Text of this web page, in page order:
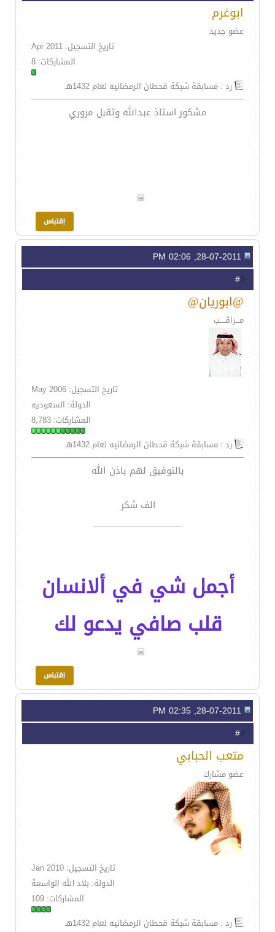
ابوغرم
عضو جديد
تاريخ التسجيل: Apr 2011
المشاركات: 8
رد : مسابقة شبكة قحطان الرمضانيه لعام 1432هـ
مشكور استاذ عبدالله وتقبل مروري
3
@ابوريان@
مـــراقــــب
تاريخ التسجيل: May 2006
الدولة: السعوديه
المشاركات: 8,783
رد : مسابقة شبكة قحطان الرمضانيه لعام 1432هـ
بالتوفيق لهم باذن الله
الف شكر
__________________
أجمل شي في ألانسان
قلب صافي يدعو لك
4
متعب الحبابي
عضو مشارك
تاريخ التسجيل: Jan 2010
الدولة: بلاد الله الواسعة
المشاركات: 109
رد : مسابقة شبكة قحطان الرمضانيه لعام 1432هـ